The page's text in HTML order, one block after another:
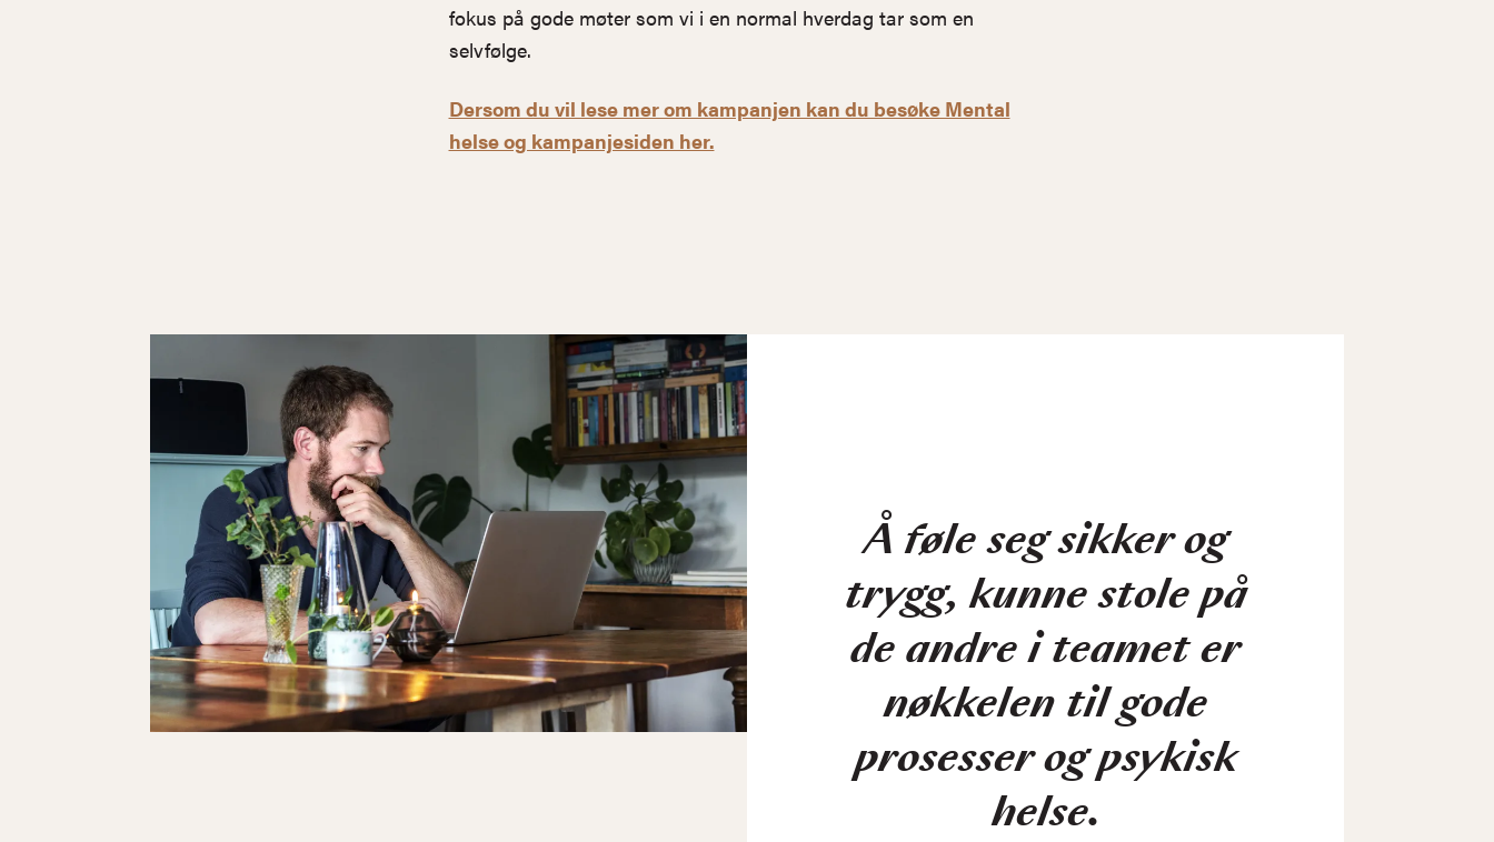
fokus på gode møter som vi i en normal hverdag tar som en
selvfølge.
Dersom du vil lese mer om kampanjen kan du besøke Mental
helse og kampanjesiden her.
Å føle seg sikker og
trygg, kunne stole på
de andre i teameter
nøkkelen til gode
prosesser og psykisk
helse.
Hva er psykologisk trygghet og hvordan kan design hjelpe?